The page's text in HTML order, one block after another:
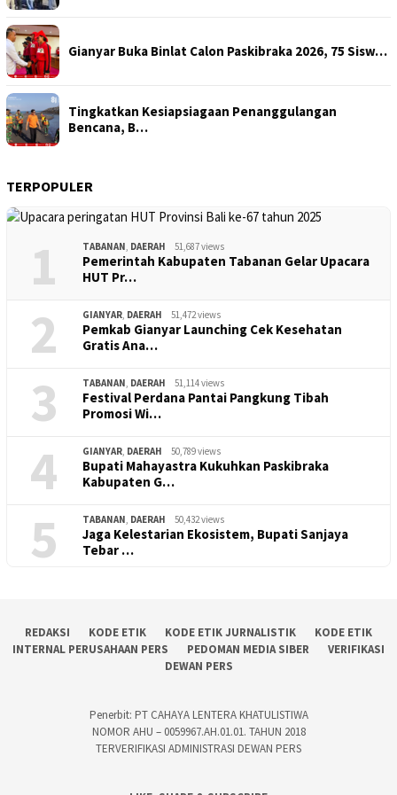
Gianyar Buka Binlat Calon Paskibraka 2026, 75 Sisw…
Tingkatkan Kesiapsiagaan Penanggulangan
Bencana, B…
TERPOPULER
1 TABANAN DAERAH 51,687 views
Pemerintah Kabupaten Tabanan Gelar Upacara
HUT Pr…
2 GIANYAR DAERAH 51,472 views
Pemkab Gianyar Launching Cek Kesehatan
Gratis Ana…
3 TABANAN DAERAH 51,114 views
Festival Perdana Pantai Pangkung Tibah
Promosi Wi…
4 GIANYAR DAERAH 50,789 views
Bupati Mahayastra Kukuhkan Paskibraka
Kabupaten G…
5 TABANAN DAERAH 50,432 views
Jaga Kelestarian Ekosistem, Bupati Sanjaya
Tebar …
REDAKSI KODE ETIK KODE ETIK JURNALISTIK
KODE ETIK
INTERNAL PERUSAHAAN PERS
PEDOMAN MEDIA SIBER
VERIFIKASI
DEWAN PERS
Penerbit: PT CAHAYA LENTERA KHATULISTIWA
NOMOR AHU – 0059967.AH.01.01. TAHUN 2018
TERVERIFIKASI ADMINISTRASI DEWAN PERS